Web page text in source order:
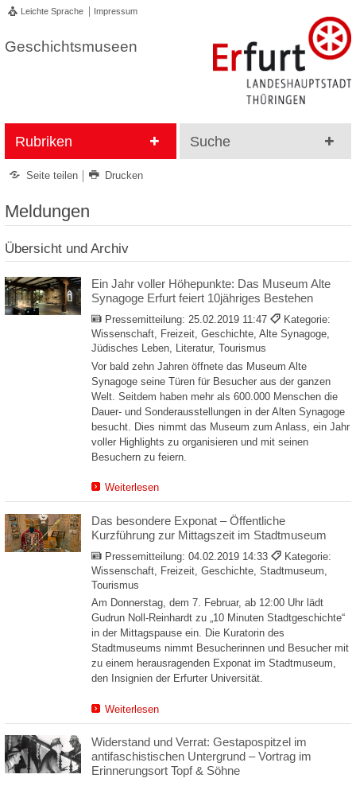
Leichte Sprache Impressum
Geschichtsmuseen
Rubriken Suche
Seite teilen Drucken
Meldungen
Übersicht und Archiv
Ein Jahr voller Höhepunkte: Das Museum Alte
Synagoge Erfurt feiert 10jähriges Bestehen
Pressemitteilung: 25.02.2019 11:47
Kategorie:
Wissenschaft, Freizeit, Geschichte, Alte Synagoge,
Jüdisches Leben, Literatur, Tourismus
Vor bald zehn Jahren öffnete das Museum Alte
Synagoge seine Türen für Besucher aus der ganzen
Welt. Seitdem haben mehr als 600.000 Menschen die
Dauer- und Sonderausstellungen in der Alten Synagoge
besucht. Dies nimmt das Museum zum Anlass, ein Jahr
voller Highlights zu organisieren und mit seinen
Besuchern zu feiern.
Weiterlesen
Das besondere Exponat – Öffentliche
Kurzführung zur Mittagszeit im Stadtmuseum
Pressemitteilung: 04.02.2019 14:33
Kategorie:
Wissenschaft, Freizeit, Geschichte, Stadtmuseum,
Tourismus
Am Donnerstag, dem 7. Februar, ab 12:00 Uhr lädt
Gudrun Noll-Reinhardt zu „10 Minuten Stadtgeschichte“
in der Mittagspause ein. Die Kuratorin des
Stadtmuseums nimmt Besucherinnen und Besucher mit
zu einem herausragenden Exponat im Stadtmuseum,
den Insignien der Erfurter Universität.
Weiterlesen
Widerstand und Verrat: Gestapospitzel im
antifaschistischen Untergrund – Vortrag im
Erinnerungsort Topf & Söhne